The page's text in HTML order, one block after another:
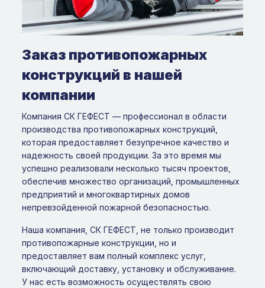
Заказ противопожарных
конструкций в нашей
компании
Компания СК ГЕФЕСТ — профессионал в области
производства противопожарных конструкций,
которая предоставляет безупречное качество и
надежность своей продукции. За это время мы
успешно реализовали несколько тысяч проектов,
обеспечив множество организаций, промышленных
предприятий и многоквартирных домов
непревзойденной пожарной безопасностью.
Наша компания, СК ГЕФЕСТ, не только производит
противопожарные конструкции, но и
предоставляет вам полный комплекс услуг,
включающий доставку, установку и обслуживание.
У нас есть возможность осуществлять свою